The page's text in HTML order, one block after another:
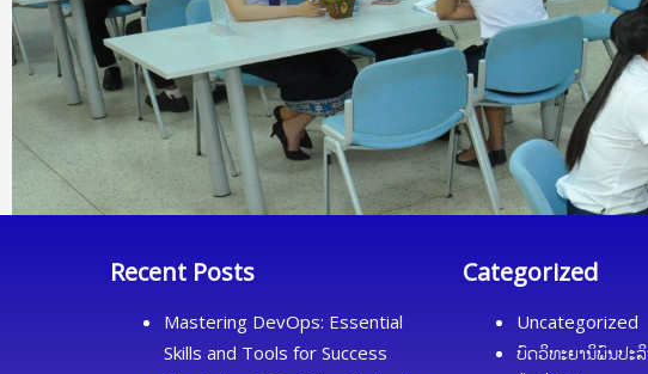
Recent Posts
Mastering DevOps: Essential
Skills and Tools for Success
Categorized
Uncategorized
ບົດວິທະຍານິພົນປະ